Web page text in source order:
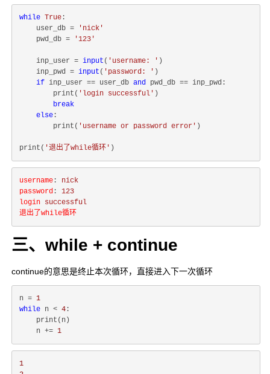
while True :
    user_db =
'nick'
    pwd_db =
'123'
    inp_user =
input ( 'username: ' )
    inp_pwd =
input ( 'password: ' )
if inp_user == user_db and pwd_db == inp_pwd:
        print(
'login successful' )
break
else :
        print(
'username or password error' )
print( '退出了while循环'
username : nick
password : 123
login successful
退出了while循环
三、while + continue
continue的意思是终止本次循环，直接进入下一次循环
n = 1
while n < 4 :
    print(n)
    n +=
1
1